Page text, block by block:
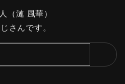
（漣 風華）
さんです。